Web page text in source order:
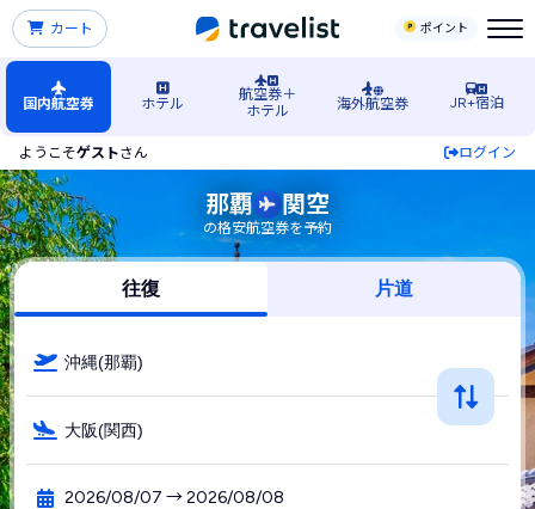
ポイント
カート
国内航空券 ホテル
航空券＋
ホテル
海外航空券 JR+宿泊
ようこそゲストさん ログイン
那覇（沖縄）空港発→関西空港行きの格安航空券・飛行機・
那覇 関空
の格安航空券を予約
往復 片道
沖縄(那覇)
大阪(関西)
2026/08/07 → 2026/08/08